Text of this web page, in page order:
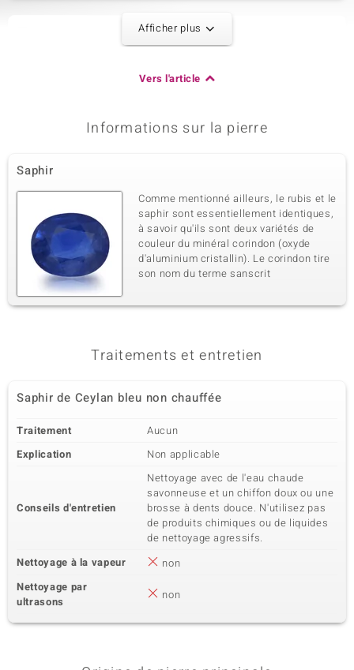
Origine
Nigéria
3ème pierre
Zircon
Quantité et taille
72 à 1 mm
Poids total en carat
0,486 ct
Taille de la pierre
Rond
Sertissage
Pavage
Origine
Afficher plus
Vers l'article
Informations sur la pierre
Saphir
Comme mentionné ailleurs, le rubis et le
saphir sont essentiellement identiques,
à savoir qu'ils sont deux variétés de
couleur du minéral corindon (oxyde
d'aluminium cristallin). Le corindon tire
son nom du terme sanscrit
Traitements et entretien
Saphir de Ceylan bleu non chauffée
Traitement
Aucun
Explication
Non applicable
Conseils d'entretien
Nettoyage avec de l'eau chaude
savonneuse et un chiffon doux ou une
brosse à dents douce. N'utilisez pas
de produits chimiques ou de liquides
de nettoyage agressifs.
Nettoyage à la vapeur
non
Nettoyage par
ultrasons
non